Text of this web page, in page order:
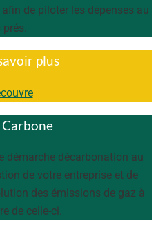
de piloter les dépenses au
prés.
plus
démarche décarbonation au
de votre entreprise et de
des émissions de gaz à
de celle-ci.